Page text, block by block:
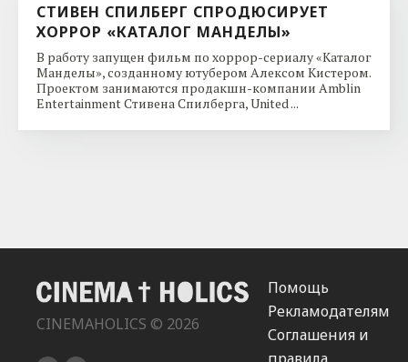
СТИВЕН СПИЛБЕРГ СПРОДЮСИРУЕТ
ХОРРОР «КАТАЛОГ МАНДЕЛЫ»
В работу запущен фильм по хоррор-сериалу «Каталог
Манделы», созданному ютубером Алексом Кистером.
Проектом занимаются продакшн-компании Amblin
Entertainment Стивена Спилберга, United ...
CINEMAHOLICS © 2026
Помощь
Рекламодателям
Соглашения и
правила